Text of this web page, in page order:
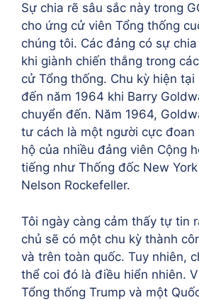
Sự chia rẽ sâu sắc này trong
cho ứng cử viên Tổng thống
chúng tôi. Các đảng có sự
khi giành chiến thắng trong
cử Tổng thống. Chu kỳ hiện
đến năm 1964 khi Barry
chuyển đến. Năm 1964,
tư cách là một người cực
hộ của nhiều đảng viên Cộng
tiếng như Thống đốc New
Nelson Rockefeller.
Tôi ngày càng cảm thấy tự tin
chủ sẽ có một chu kỳ thành
và trên toàn quốc. Tuy nhiên,
thể coi đó là điều hiển nhiên.
Tổng thống Trump và một